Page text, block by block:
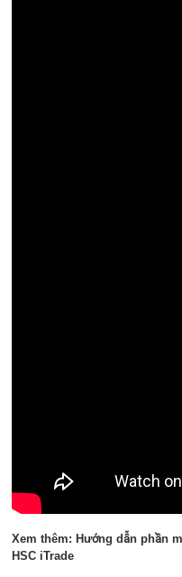
Xem thêm: Hướng dẫn phần
HSC iTrade